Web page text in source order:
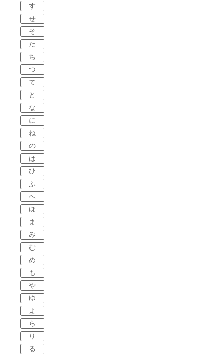
す
せ
そ
た
ち
つ
て
と
な
に
ね
の
は
ひ
ふ
へ
ほ
ま
み
む
め
も
や
ゆ
よ
ら
り
る